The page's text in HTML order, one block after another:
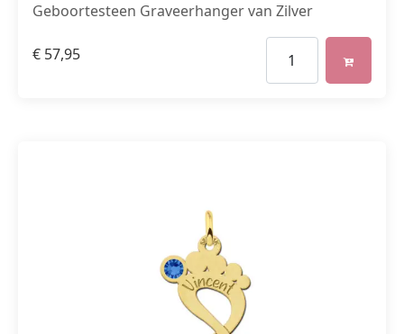
Geboortesteen Graveerhanger van Zilver
€ 57,95